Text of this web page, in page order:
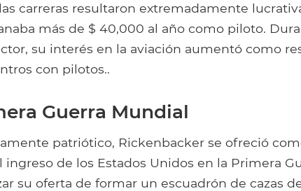
carreras resultaron extremadamente
más de $ 40,000 al año como piloto.
su interés en la aviación aumentó como
con pilotos..
Guerra Mundial
patriótico, Rickenbacker se ofreció
ingreso de los Estados Unidos en la Primera
su oferta de formar un escuadrón de cazas